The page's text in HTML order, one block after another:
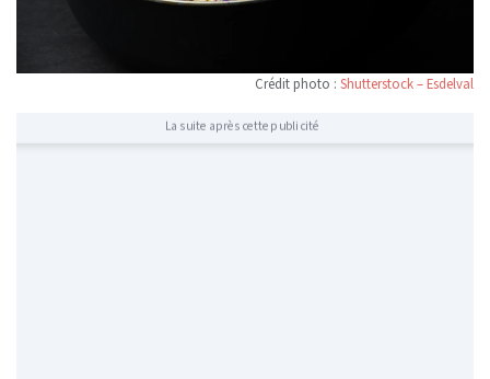
Crédit photo : Shutterstock – Esdelval
La suite après cette publicité